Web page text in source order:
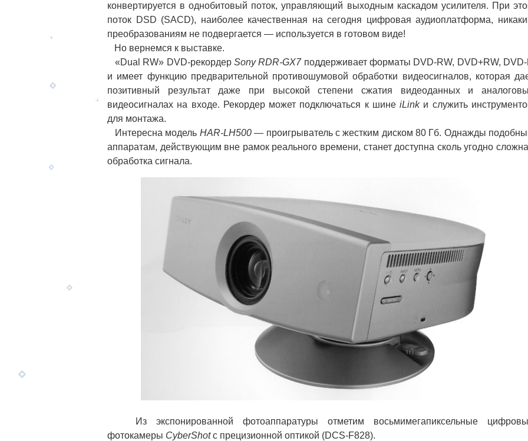
конвертируется в однобитовый поток, управляющий выходным каскадом усилителя. При
поток DSD (SACD), наиболее качественная на сегодня цифровая аудиоплатформа,
преобразованиям не подвергается — используется в готовом виде!
Но вернемся к выставке.
«Dual RW» DVD-рекордер Sony RDR-GX7поддерживает форматы DVD-RW, DVD+RW, DVD-
и имеет функцию предварительной противошумовой обработки видеосигналов, которая
позитивный результат даже при высокой степени сжатия видеоданных и
видеосигналах на входе. Рекордер может подключаться к шинеiLinkи служить
для монтажа.
Интересна модель HAR-LH500— проигрыватель с жестким диском 80 Гб. Однажды
аппаратам, действующим вне рамок реального времени, станет доступна сколь угодно
обработка сигнала.
Из экспонированной фотоаппаратуры отметим восьмимегапиксельные
фотокамеры CyberShotс прецизионной оптикой (DCS-F828).